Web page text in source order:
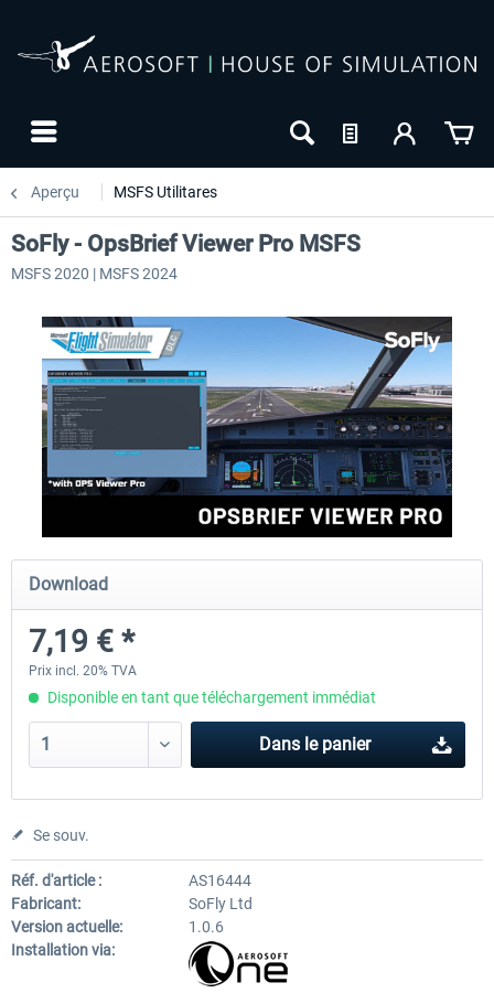
Aperçu MSFS Utilitares
rkApps - FSRealistic Pro MSFS
33,60 € *
SoFly - OpsBrief Viewer Pro MSFS
MSFS 2020 | MSFS 2024
Download
7,19 € *
Prix incl. 20% TVA
Disponible en tant que téléchargement immédiat
Dans le panier
Se souv.
Réf. d'article :
AS16444
Fabricant:
SoFly Ltd
Version actuelle:
1.0.6
Installation via: